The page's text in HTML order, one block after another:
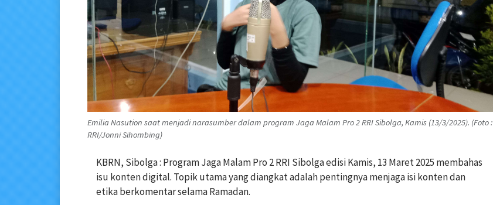
Emilia Nasution saat menjadi narasumber dalam program Jaga Malam Pro 2 RRI Sibolga, Kamis (13/3/2025). (Foto :
RRI/Jonni Sihombing)
KBRN, Sibolga : Program Jaga Malam Pro 2 RRI Sibolga edisi Kamis, 13 Maret 2025 membahas
isu konten digital. Topik utama yang diangkat adalah pentingnya menjaga isi konten dan
etika berkomentar selama Ramadan.